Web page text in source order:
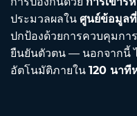
ประมวลผลใน ศูนย์ข้อมูล
ปกป้องด้วยการควบคุมกา
ยืนยันตัวตน — นอกจากนี้
อัตโนมัติภายใน 120 นาที